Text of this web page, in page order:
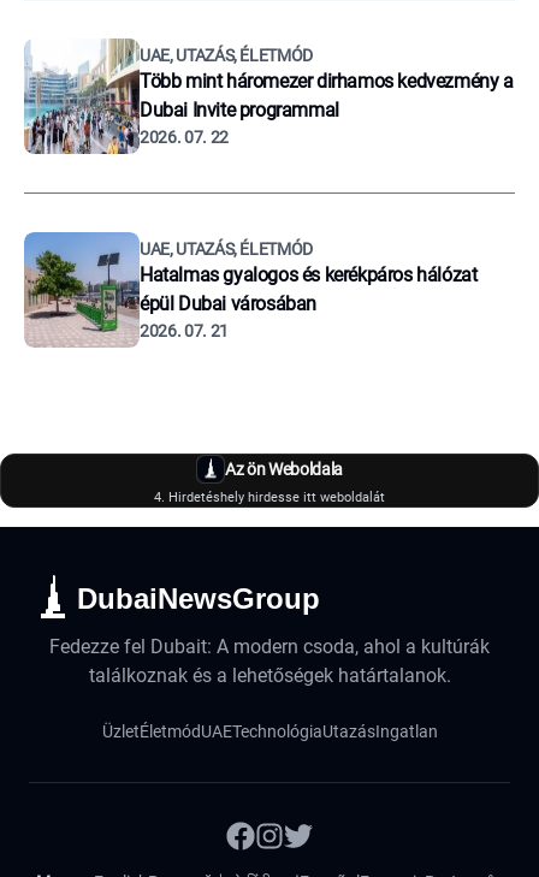
UAE, UTAZÁS, ÉLETMÓD
Több mint háromezer dirhamos kedvezmény a
Dubai Invite programmal
2026. 07. 22
UAE, UTAZÁS, ÉLETMÓD
Hatalmas gyalogos és kerékpáros hálózat
épül Dubai városában
2026. 07. 21
Az ön Weboldala
4. Hirdetéshely hirdesse itt weboldalát
DubaiNewsGroup
Fedezze fel Dubait: A modern csoda, ahol a kultúrák
találkoznak és a lehetőségek határtalanok.
ÜzletÉletmódUAETechnológiaUtazásIngatlan